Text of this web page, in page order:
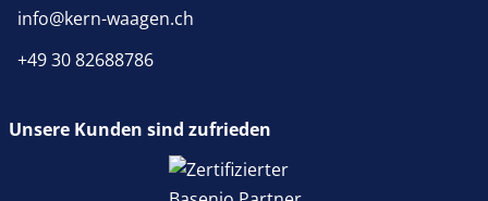
info@kern-waagen.ch
+49 30 82688786
Unsere Kunden sind zufrieden